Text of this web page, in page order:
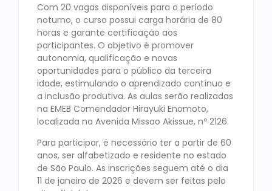
Com 20 vagas disponíveis para o período
noturno, o curso possui carga horária de 80
horas e garante certificação aos
participantes. O objetivo é promover
autonomia, qualificação e novas
oportunidades para o público da terceira
idade, estimulando o aprendizado contínuo e
a inclusão produtiva. As aulas serão realizadas
na EMEB Comendador Hirayuki Enomoto,
localizada na Avenida Missao Akissue, nº 2126.
Para participar, é necessário ter a partir de 60
anos, ser alfabetizado e residente no estado
de São Paulo. As inscrições seguem até o dia
11 de janeiro de 2026 e devem ser feitas pelo